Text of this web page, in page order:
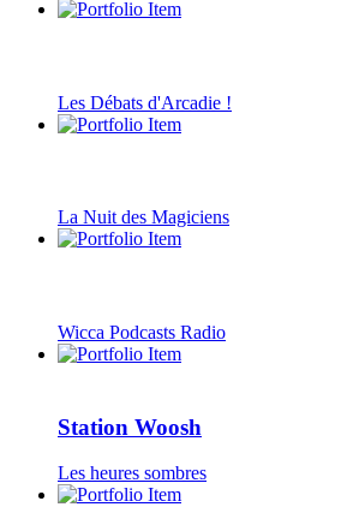
Les Débats d'Arcadie !
La Nuit des Magiciens
Wicca Podcasts Radio
Station Woosh
Les heures sombres